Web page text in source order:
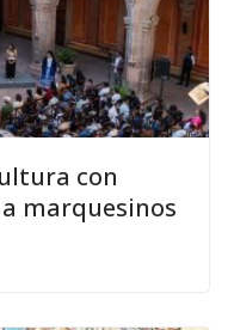
con
marquesinos